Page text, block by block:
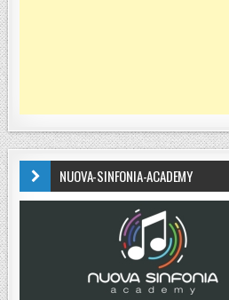
NUOVA-SINFONIA-ACADEMY